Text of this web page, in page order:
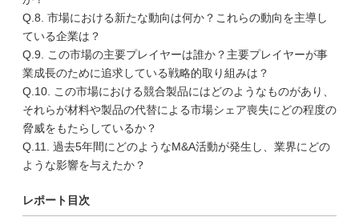
Q.8. 市場における新たな動向は何か？これらの動向を主導し
ている企業は？
Q.9. この市場の主要プレイヤーは誰か？主要プレイヤーが事
業成長のために追求している戦略的取り組みは？
Q.10. この市場における競合製品にはどのようなものがあり、
それらが材料や製品の代替による市場シェア喪失にどの程度の
脅威をもたらしているか？
Q.11. 過去5年間にどのようなM&A活動が発生し、業界にどの
ような影響を与えたか？
レポート目次